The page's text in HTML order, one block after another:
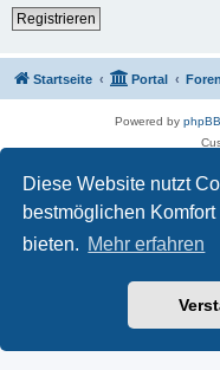
Diese Website nutzt
bestmöglichen
bieten. Mehr erfahren
Registrieren
Startseite Portal
Powered by phpBB